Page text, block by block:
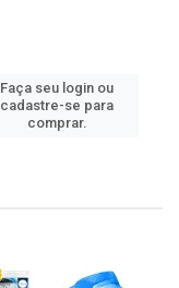
Faça seu login ou
cadastre-se para
comprar.